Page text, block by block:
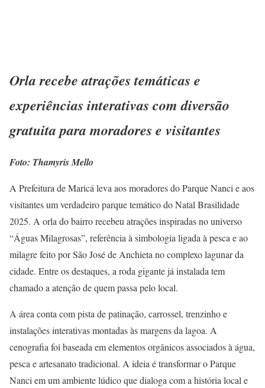
Orla recebe atrações temáticas e
experiências interativas com diversão
gratuita para moradores e visitantes
Foto: Thamyris Mello
A Prefeitura de Maricá leva aos moradores do Parque Nanci e aos
visitantes um verdadeiro parque temático do Natal Brasilidade
2025. A orla do bairro recebeu atrações inspiradas no universo
“Águas Milagrosas”, referência à simbologia ligada à pesca e ao
milagre feito por São José de Anchieta no complexo lagunar da
cidade. Entre os destaques, a roda gigante já instalada tem
chamado a atenção de quem passa pelo local.
A área conta com pista de patinação, carrossel, trenzinho e
instalações interativas montadas às margens da lagoa. A
cenografia foi baseada em elementos orgânicos associados à água,
pesca e artesanato tradicional. A ideia é transformar o Parque
Nanci em um ambiente lúdico que dialoga com a história local e